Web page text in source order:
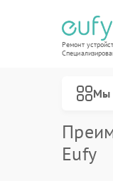
Ремонт
Мы
Eufy